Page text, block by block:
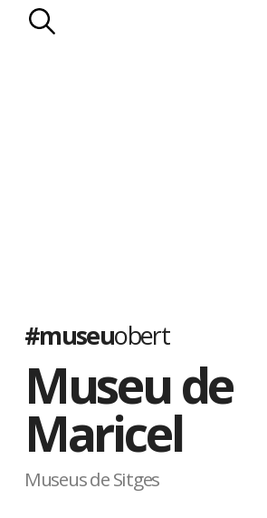
#museuobert
Museu de
Maricel
Museus de Sitges